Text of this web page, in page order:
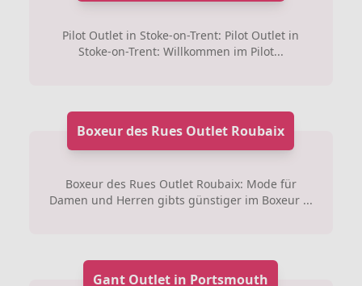
Pilot Outlet in Stoke-on-Trent: Pilot Outlet in
Stoke-on-Trent: Willkommen im Pilot...
Boxeur des Rues Outlet Roubaix
Boxeur des Rues Outlet Roubaix: Mode für
Damen und Herren gibts günstiger im Boxeur ...
Gant Outlet in Portsmouth